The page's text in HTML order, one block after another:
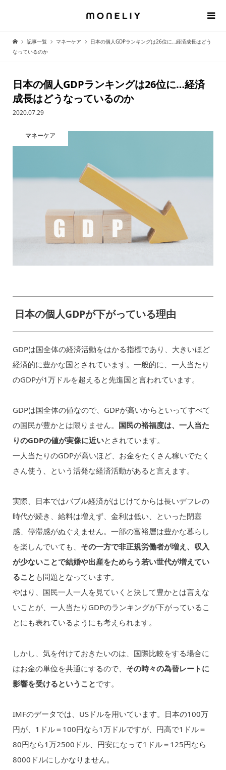
記事一覧 マネーケア
日本の個人GDPランキングは26位に…経済成長はどう
なっているのか
日本の個人GDPランキングは26位に…経済
成長はどうなっているのか
2020.07.29
マネーケア
日本の個人GDPが下がっている理由
GDPは国全体の経済活動をはかる指標であり、大きいほど
経済的に豊かな国とされています。一般的に、一人当たり
のGDPが1万ドルを超えると先進国と言われています。
GDPは国全体の値なので、GDPが高いからといってすべて
の国民が豊かとは限りません。 国民の裕福度は、一人当た
りのGDPの値が実像に近いとされています。
一人当たりのGDPが高いほど、お金をたくさん稼いでたく
さん使う、という活発な経済活動があると言えます。
実際、日本ではバブル経済がはじけてからは長いデフレの
時代が続き、給料は増えず、金利は低い、といった閉塞
感、停滞感がぬぐえません。一部の富裕層は豊かな暮らし
を楽しんでいても、 その一方で非正規労働者が増え、収入
が少ないことで結婚や出産をためらう若い世代が増えてい
ること も問題となっています。
やはり、国民一人一人を見ていくと決して豊かとは言えな
いことが、一人当たりGDPのランキングが下がっているこ
とにも表れているようにも考えられます。
しかし、気を付けておきたいのは、国際比較をする場合に
はお金の単位を共通にするので、 その時々の為替レートに
影響を受けるということです。
IMFのデータでは、USドルを用いています。日本の100万
円が、1ドル＝100円なら1万ドルですが、円高で1ドル＝
80円なら1万2500ドル、円安になって1ドル＝125円なら
8000ドルにしかなりません。